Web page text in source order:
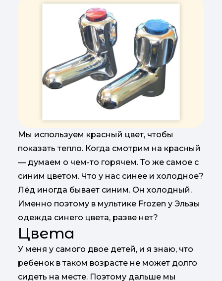
Мы используем красный цвет, чтобы
показать тепло. Когда смотрим на красный
— думаем о чем-то горячем. То же самое с
синим цветом. Что у нас синее и холодное?
Лёд иногда бывает синим. Он холодный.
Именно поэтому в мультике Frozen у Эльзы
одежда синего цвета, разве нет?
Цвета
У меня у самого двое детей, и я знаю, что
ребенок в таком возрасте не может долго
сидеть на месте. Поэтому дальше мы